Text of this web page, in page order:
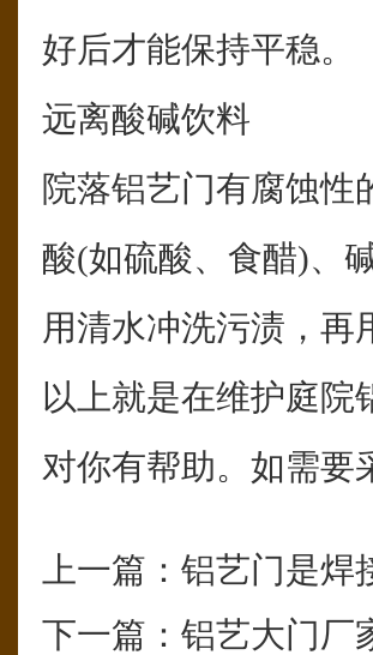
好后才能保持平稳。
远离酸碱饮料
院落铝艺门有腐蚀性
酸(如硫酸、食醋)、
用清水冲洗污渍，再
以上就是在维护庭院
对你有帮助。如需要
上一篇： 铝艺门是焊
下一篇： 铝艺大门厂